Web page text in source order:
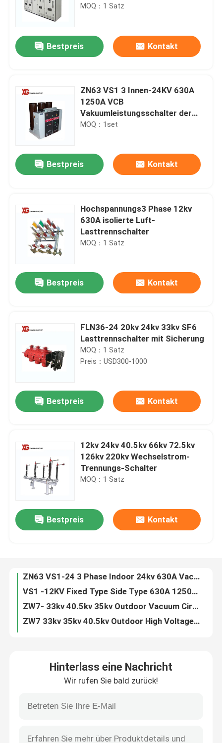
Produkte
Über uns
Qualitätskontrolle
Treten Sie mit uns in Verbindung
Luft-Lasttrennschalter
Lasttrennschalter SF6
Netzverteilungs-Schaltanlage
MOQ：1 Satz
Bestpreis Kontakt
ZN63 VS1 3 Innen-24KV 630A
1250A VCB
Vakuumleistungsschalter der
Phasen-
MOQ：1set
Bestpreis Kontakt
Hochspannungs3 Phase 12kv
630A isolierte Luft-
Lasttrennschalter
MOQ：1 Satz
Bestpreis Kontakt
FLN36-24 20kv 24kv 33kv SF6
Lasttrennschalter mit Sicherung
MOQ：1 Satz
Preis：USD300-1000
Bestpreis Kontakt
12kv 24kv 40.5kv 66kv 72.5kv
126kv 220kv Wechselstrom-
Trennungs-Schalter
MOQ：1 Satz
Bestpreis Kontakt
ZW7- 33kv 40.5kv 35kv Outdoor Vacuum Circuit Breaker VCB
ZW7 33kv 35kv 40.5kv Outdoor High Voltage Vacuum Circuit Breaker
ZW7-40.5 30KV 33 KV 35KV Porcelain Pole VCB Vacuum Circuit Breaker
ZW7-40.5 30KV 33 KV 35KV 3 Phase VCB Vacuum Circuit Breaker
Hinterlass eine Nachricht
Wir rufen Sie bald zurück!